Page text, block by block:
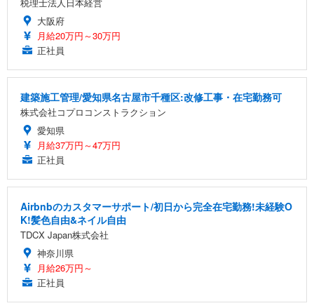
大阪府
月給20万円～30万円
正社員
建築施工管理/愛知県名古屋市千種区:改修工事・在宅勤務可
株式会社コプロコンストラクション
愛知県
月給37万円～47万円
正社員
Airbnbのカスタマーサポート/初日から完全在宅勤務!未経験O
K!髪色自由&ネイル自由
TDCX Japan株式会社
神奈川県
月給26万円～
正社員